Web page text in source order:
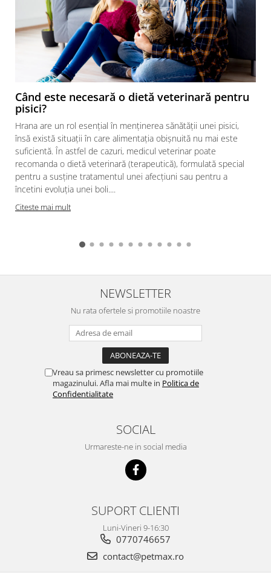
Când este necesară o dietă veterinară pentru
pisici?
Hrana are un rol esențial în menținerea sănătății unei pisici,
însă există situații în care alimentația obișnuită nu mai este
suficientă. În astfel de cazuri, medicul veterinar poate
recomanda o dietă veterinară (terapeutică), formulată special
pentru a susține tratamentul unei afecțiuni sau pentru a
încetini evoluția unei boli....
Citeste mai mult
NEWSLETTER
Nu rata ofertele si promotiile noastre
Vreau sa primesc newsletter cu promotiile
magazinului. Afla mai multe in Politica de
Confidentialitate
SOCIAL
Urmareste-ne in social media
SUPORT CLIENTI
Luni-Vineri 9-16:30
0770746657
contact@petmax.ro